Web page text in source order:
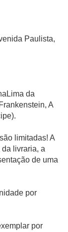
Paulista,
da
A
limitadas! A
livraria, a
de uma
por
por